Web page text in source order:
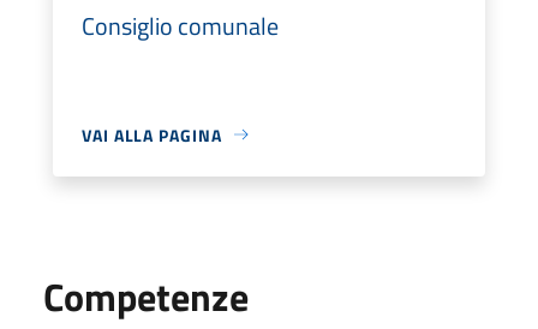
Consiglio comunale
VAI ALLA PAGINA
Competenze